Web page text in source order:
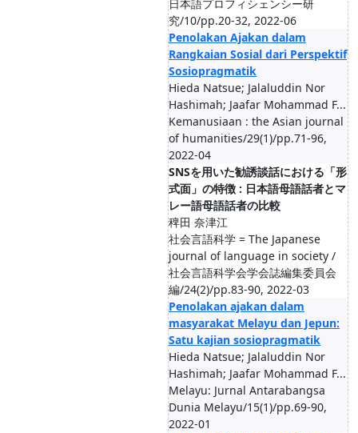
日本語プロフィシェンシー研
究/10/pp.20-32, 2022-06
Penolakan Ajakan dalam
Rangkaian Sosial dari Perspektif
Sosiopragmatik
Hieda Natsue; Jalaluddin Nor
Hashimah; Jaafar Mohammad F...
Kemanusiaan : the Asian journal
of humanities/29(1)/pp.71-96,
2022-04
SNSを用いた勧誘談話における「形
式面」の特徴 : 日本語母語話者とマ
レー語母語話者の比較
稗田 奈津江
社会言語科学 = The Japanese
journal of language in society /
社会言語科学会学会誌編集委員会
編/24(2)/pp.83-90, 2022-03
Penolakan ajakan dalam
masyarakat Melayu dan Jepun:
Satu kajian sosiopragmatik
Hieda Natsue; Jalaluddin Nor
Hashimah; Jaafar Mohammad F...
Melayu: Jurnal Antarabangsa
Dunia Melayu/15(1)/pp.69-90,
2022-01